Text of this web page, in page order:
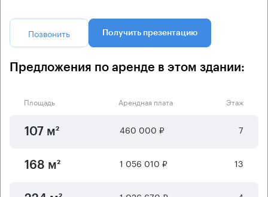
Позвонить Получить презентацию
Предложения по аренде в этом здании:
Площадь Арендная плата Этаж
107 м² 460 000 ₽ 7
168 м² 1 056 010 ₽ 13